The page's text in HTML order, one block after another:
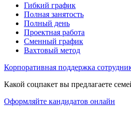
Гибкий график
Полная занятость
Полный день
Проектная работа
Сменный график
Вахтовый метод
Корпоративная поддержка
Какой соцпакет вы предлагаете
Оформляйте кандидатов онлайн